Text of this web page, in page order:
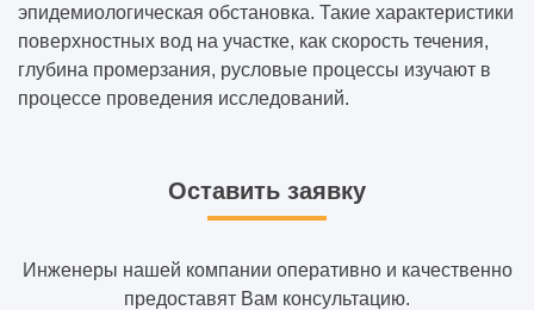
эпидемиологическая обстановка. Такие характеристики
поверхностных вод на участке, как скорость течения,
глубина промерзания, русловые процессы изучают в
процессе проведения исследований.
Оставить заявку
Инженеры нашей компании оперативно и качественно
предоставят Вам консультацию.